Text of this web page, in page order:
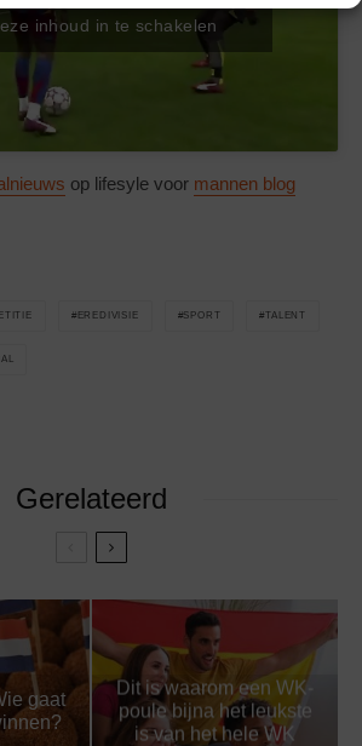
inhoud in te schakelen
op lifesyle voor mannen blog
EREDIVISIE SPORT TALENT
Gerelateerd
gaat
Dit is waarom een WK-
poule bijna het leukste
is van het hele WK